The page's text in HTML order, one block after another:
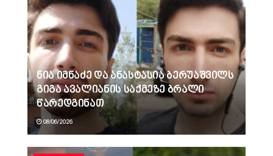
ნია იმნაძე და ანასტასია ბერუაშვილს
გიგა ავალიანის საქმეზე ბრალი
წარედგინათ
08/06/2026